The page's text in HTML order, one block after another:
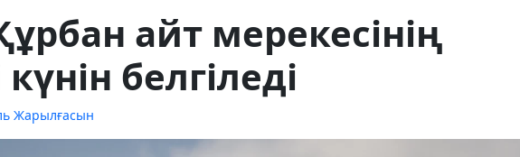
айт мерекесінің
белгіледі
Жарылғасын